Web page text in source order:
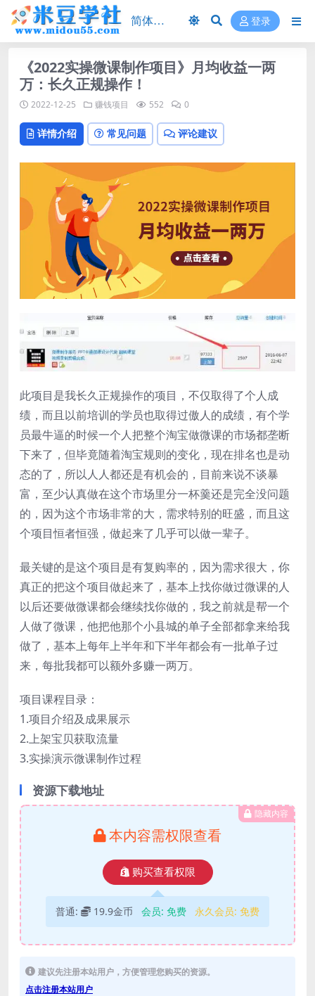
登录
《2022实操微课制作项目》月均收益一两
万：长久正规操作！
2022-12-25 赚钱项目 552 0
详情介绍 常见问题 评论建议
此项目是我长久正规操作的项目，不仅取得了个人成
绩，而且以前培训的学员也取得过傲人的成绩，有个学
员最牛逼的时候一个人把整个淘宝做微课的市场都垄断
下来了，但毕竟随着淘宝规则的变化，现在排名也是动
态的了，所以人人都还是有机会的，目前来说不谈暴
富，至少认真做在这个市场里分一杯羹还是完全没问题
的，因为这个市场非常的大，需求特别的旺盛，而且这
个项目恒者恒强，做起来了几乎可以做一辈子。
最关键的是这个项目是有复购率的，因为需求很大，你
真正的把这个项目做起来了，基本上找你做过微课的人
以后还要做微课都会继续找你做的，我之前就是帮一个
人做了微课，他把他那个小县城的单子全部都拿来给我
做了，基本上每年上半年和下半年都会有一批单子过
来，每批我都可以额外多赚一两万。
项目课程目录：
1.项目介绍及成果展示
2.上架宝贝获取流量
3.实操演示微课制作过程
资源下载地址
隐藏内容
本内容需权限查看
购买查看权限
普通: 19.9金币 会员: 免费 永久会员: 免费
建议先注册本站用户，方便管理您购买的资源。
点击注册本站用户